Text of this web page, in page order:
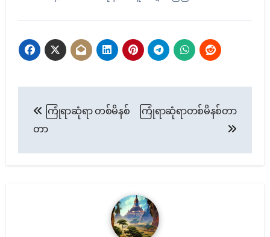
navigation
ကြုံရာဆုံရာ တစ်မိနစ်
တာ
ကြုံရာဆုံရာတစ်မိနစ်တာ